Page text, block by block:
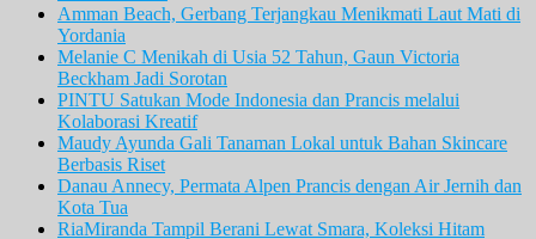
Amman Beach, Gerbang Terjangkau Menikmati Laut Mati di
Yordania
Melanie C Menikah di Usia 52 Tahun, Gaun Victoria
Beckham Jadi Sorotan
PINTU Satukan Mode Indonesia dan Prancis melalui
Kolaborasi Kreatif
Maudy Ayunda Gali Tanaman Lokal untuk Bahan Skincare
Berbasis Riset
Danau Annecy, Permata Alpen Prancis dengan Air Jernih dan
Kota Tua
RiaMiranda Tampil Berani Lewat Smara, Koleksi Hitam